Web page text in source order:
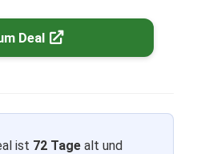
Deal
ist 72 Tage alt und